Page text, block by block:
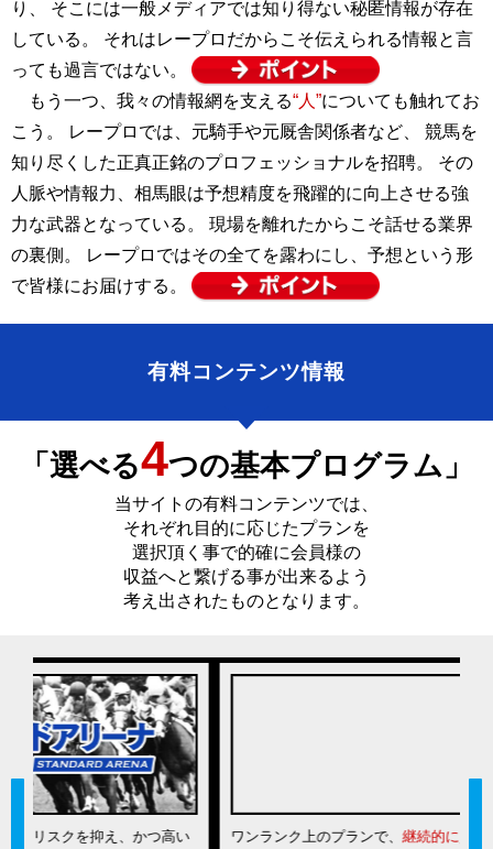
り、 そこには一般メディアでは知り得ない秘匿情報が存在
している。 それはレープロだからこそ伝えられる情報と言
っても過言ではない。
もう一つ、我々の情報網を支える“人”についても触れてお
こう。 レープロでは、元騎手や元厩舎関係者など、 競馬を
知り尽くした正真正銘のプロフェッショナルを招聘。 その
人脈や情報力、相馬眼は予想精度を飛躍的に向上させる強
力な武器となっている。 現場を離れたからこそ話せる業界
の裏側。 レープロではその全てを露わにし、予想という形
で皆様にお届けする。
有料コンテンツ情報
「選べる4つの基本プログラム」
当サイトの有料コンテンツでは、
それぞれ目的に応じたプランを
選択頂く事で的確に会員様の
収益へと繋げる事が出来るよう
考え出されたものとなります。
ワンランク上のプランで、
継続的に資産を増やしていきた